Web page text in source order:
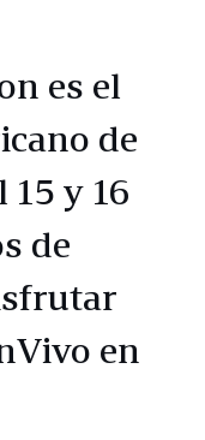
es el
de
y 16
de
en